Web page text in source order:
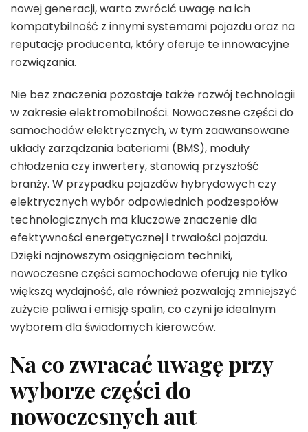
nowej generacji, warto zwrócić uwagę na ich
kompatybilność z innymi systemami pojazdu oraz na
reputację producenta, który oferuje te innowacyjne
rozwiązania.
Nie bez znaczenia pozostaje także rozwój technologii
w zakresie elektromobilności. Nowoczesne części do
samochodów elektrycznych, w tym zaawansowane
układy zarządzania bateriami (BMS), moduły
chłodzenia czy inwertery, stanowią przyszłość
branży. W przypadku pojazdów hybrydowych czy
elektrycznych wybór odpowiednich podzespołów
technologicznych ma kluczowe znaczenie dla
efektywności energetycznej i trwałości pojazdu.
Dzięki najnowszym osiągnięciom techniki,
nowoczesne części samochodowe oferują nie tylko
większą wydajność, ale również pozwalają zmniejszyć
zużycie paliwa i emisję spalin, co czyni je idealnym
wyborem dla świadomych kierowców.
Na co zwracać uwagę przy
wyborze części do
nowoczesnych aut